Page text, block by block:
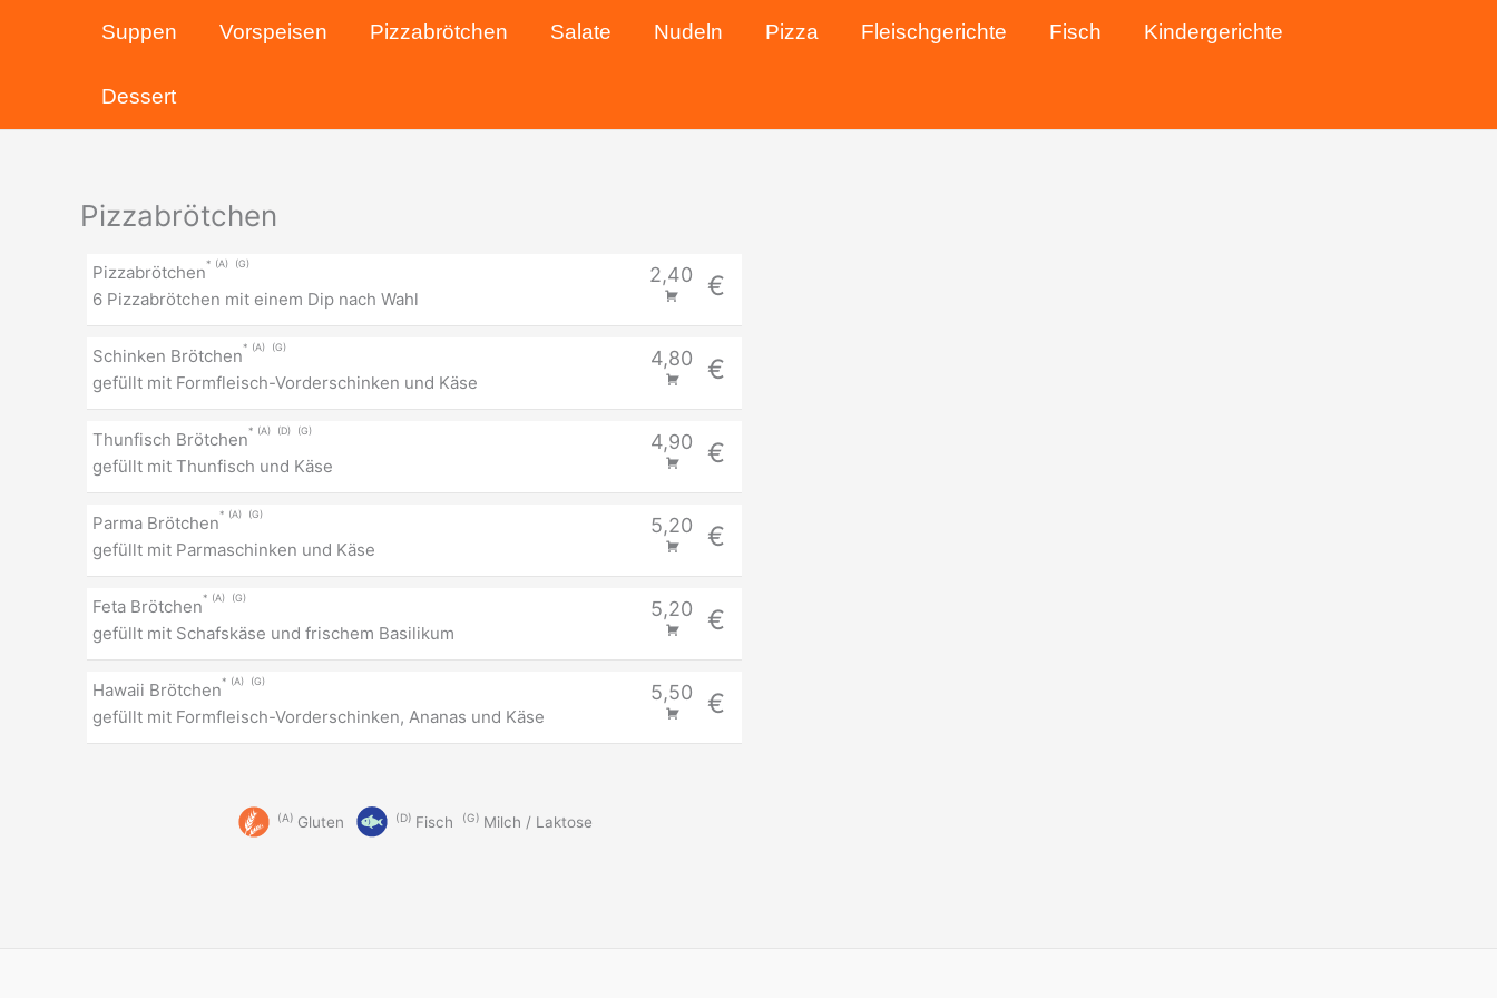
Suppen Vorspeisen Pizzabrötchen Salate Nudeln Pizza Fleischgerichte Fisch Kindergerichte
Dessert
Pizzabrötchen
Pizzabrötchen A G 2,40 €
6 Pizzabrötchen mit einem Dip nach Wahl
Schinken Brötchen A G 4,80 €
gefüllt mit Formfleisch-Vorderschinken und Käse
Thunfisch Brötchen A D G 4,90 €
gefüllt mit Thunfisch und Käse
Parma Brötchen A G 5,20 €
gefüllt mit Parmaschinken und Käse
Feta Brötchen A G 5,20 €
gefüllt mit Schafskäse und frischem Basilikum
Hawaii Brötchen A G 5,50 €
gefüllt mit Formfleisch-Vorderschinken, Ananas und Käse
A Gluten D Fisch G Milch / Laktose